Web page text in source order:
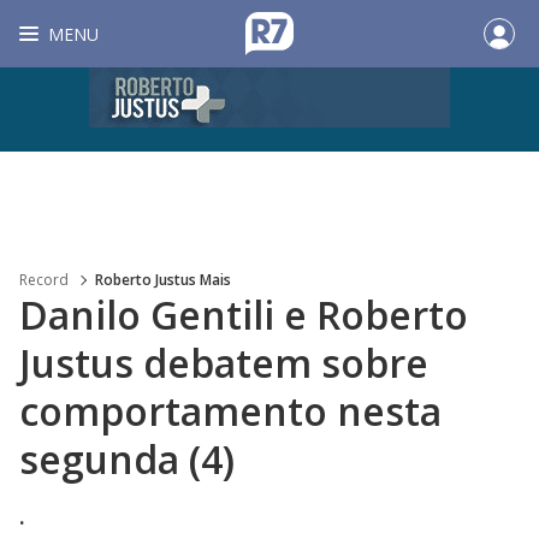
MENU
Record Roberto Justus Mais
Danilo Gentili e Roberto
Justus debatem sobre
comportamento nesta
segunda (4)
.